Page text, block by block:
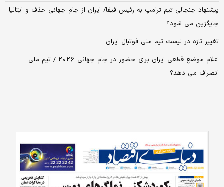
پیشنهاد جنجالی تیم ترامپ به رئیس فیفا/ ایران از جام جهانی حذف و ایتالیا
جایگزین می شود؟
تغییر تازه در لیست تیم ملی فوتبال ایران
اعلام موضع قطعی ایران برای حضور در جام جهانی ٢٠٢٦ / تیم ملی
انصراف می دهد؟